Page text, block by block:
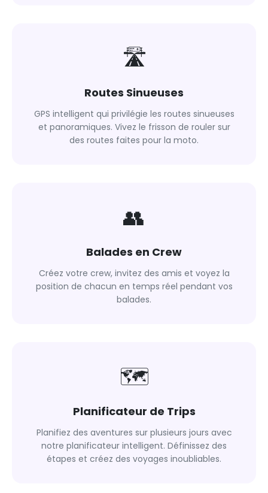
🛣
Routes Sinueuses
GPS intelligent qui privilégie les routes sinueuses
et panoramiques. Vivez le frisson de rouler sur
des routes faites pour la moto.
👥
Balades en Crew
Créez votre crew, invitez des amis et voyez la
position de chacun en temps réel pendant vos
balades.
🗺
Planificateur de Trips
Planifiez des aventures sur plusieurs jours avec
notre planificateur intelligent. Définissez des
étapes et créez des voyages inoubliables.